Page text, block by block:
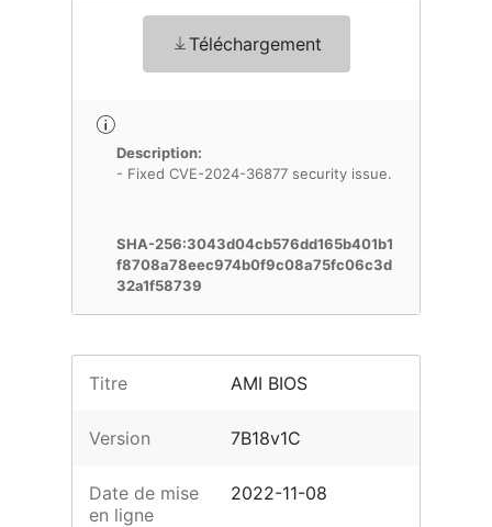
Téléchargement
Description:
- Fixed CVE-2024-36877 security issue.
SHA-256:3043d04cb576dd165b401b1
f8708a78eec974b0f9c08a75fc06c3d
32a1f58739
Titre AMI BIOS
Version 7B18v1C
Date de mise
en ligne
2022-11-08